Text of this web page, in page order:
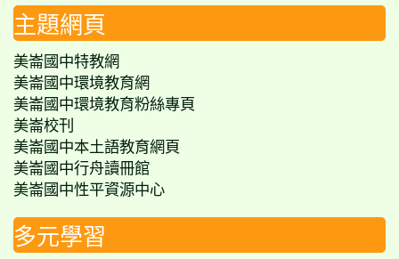
主題網頁
美崙國中特教網
美崙國中環境教育網
美崙國中環境教育粉絲專頁
美崙校刊
美崙國中本土語教育網頁
美崙國中行舟讀冊館
美崙國中性平資源中心
多元學習